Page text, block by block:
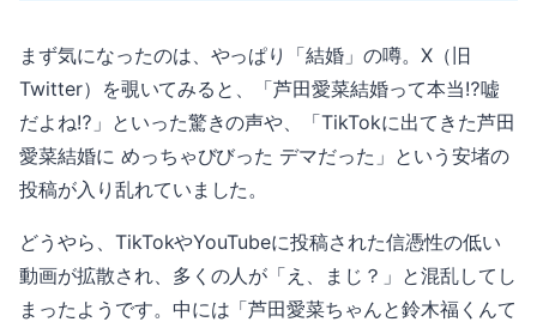
まず気になったのは、やっぱり「結婚」の噂。X（旧
Twitter）を覗いてみると、「芦田愛菜結婚って本当⁉️嘘
だよね⁉️」といった驚きの声や、「TikTokに出てきた芦田
愛菜結婚に めっちゃびびった デマだった」という安堵の
投稿が入り乱れていました。
どうやら、TikTokやYouTubeに投稿された信憑性の低い
動画が拡散され、多くの人が「え、まじ？」と混乱してし
まったようです。中には「芦田愛菜ちゃんと鈴木福くんて